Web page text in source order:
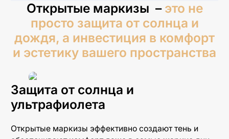
Открытые маркизы – это не
просто защита от солнца и
дождя, а инвестиция в комфорт
и эстетику вашего пространства
Защита от солнца и
ультрафиолета
Открытые маркизы эффективно создают тень и